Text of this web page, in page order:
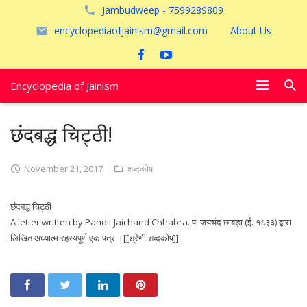
Jambudweep - 7599289809
encyclopediaofjainism@gmail.com
About Us
Encyclopedia of Jainism
अयोध्या
छंदबद्ध चिट्ठी!
November 21, 2017 शब्दकोष
छंदबद्ध चिट्ठी
A letter written by Pandit Jaichand Chhabra. पं. जयचंद छाबड़ा (ई. १८३३) द्वारा
लिखित अध्यात्म रहस्यपूर्ण एक पत्र ।[[श्रेणी:शब्दकोष]]